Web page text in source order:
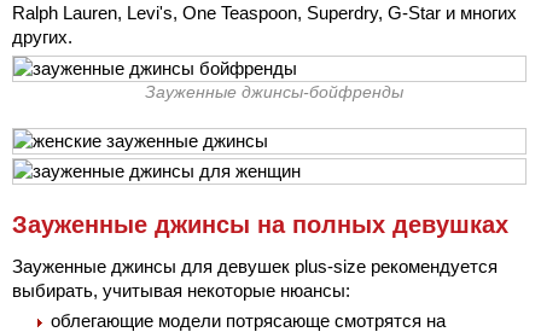
Ralph Lauren, Levi's, One Teaspoon, Superdry, G-Star и многих
других.
Зауженные джинсы-бойфренды
Зауженные джинсы на полных девушках
Зауженные джинсы для девушек plus-size рекомендуется
выбирать, учитывая некоторые нюансы:
облегающие модели потрясающе смотрятся на